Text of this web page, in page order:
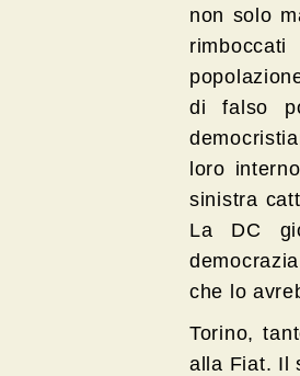
non solo
di falso
loro
sinistra
La DC
che lo
Torino,
alla Fiat. Il